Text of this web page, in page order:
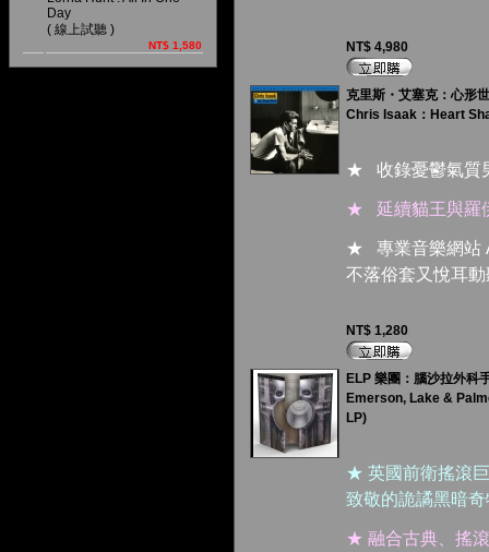
Day
( 線上試聽 )
NT$ 1,580 NT$ 4,980
克里斯・艾塞克：心形
Chris Isaak：Heart
★ 收錄憂鬱氣質
★ 延續貓王與羅
★ 專業音樂網站
不落俗套又悅耳
NT$ 1,280
ELP 樂團：腦沙拉外科
Emerson, Lake &
LP)
★ 英國前衛搖滾
致敬的詭譎黑暗
★ 融合古典、搖